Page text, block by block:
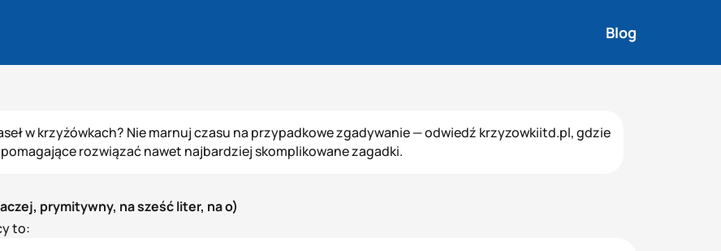
Blog
w krzyżówkach? Nie marnuj czasu na przypadkowe zgadywanie — odwiedź krzyzowkiitd.pl, gdzie
rozwiązać nawet najbardziej skomplikowane zagadki.
prymitywny, na sześć liter, na o)
to: